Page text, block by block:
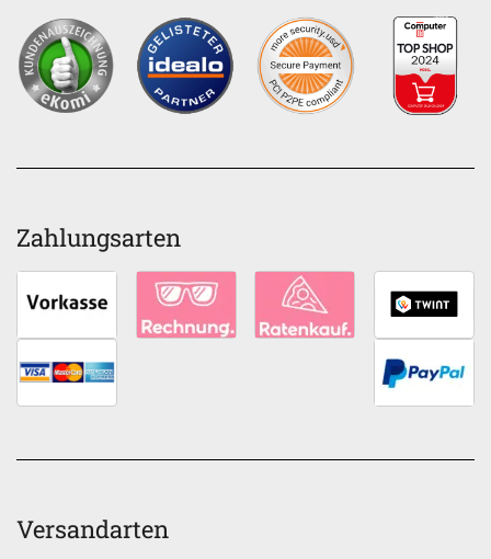
Zahlungsarten
Versandarten